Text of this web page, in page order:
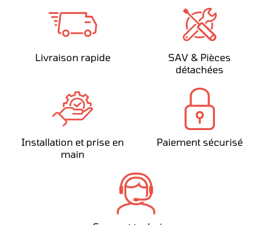
Livraison rapide
SAV & Pièces
détachées
Installation et prise en
main
Paiement sécurisé